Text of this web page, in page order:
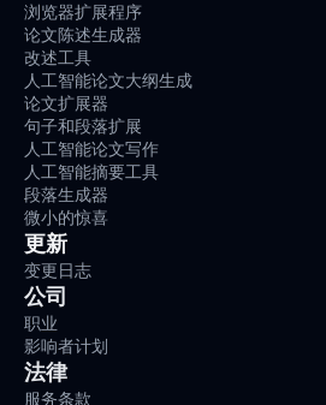
浏览器扩展程序
论文陈述生成器
改述工具
人工智能论文大纲生成
论文扩展器
句子和段落扩展
人工智能论文写作
人工智能摘要工具
段落生成器
微小的惊喜
更新
变更日志
公司
职业
影响者计划
法律
服务条款